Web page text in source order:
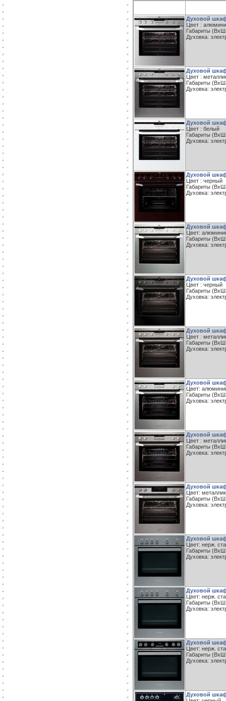
Духовой
Цвет :
Габариты
Духовка:
Духовой шкаф
Цвет :
Габариты
Духовка:
Духовой шкаф
Цвет : белый
Габариты
Духовка:
Духовой
Цвет : черный
Габариты
Духовка:
Духовой
Цвет:
Габариты
Духовка:
Духовой
Цвет : черный
Габариты
Духовка:
Духовой шкаф
Цвет :
Габариты
Духовка:
Духовой
Цвет:
Габариты
Духовка:
Духовой шкаф
Цвет :
Габариты
Духовка:
Духовой шкаф
Цвет: металлик
Габариты
Духовка:
Духовой шкаф
Цвет: нерж.
Габариты
Духовка:
Духовой шкаф
Цвет: нерж.
Габариты
Духовка:
Духовой шкаф
Цвет: нерж.
Габариты
Духовка:
Духовой